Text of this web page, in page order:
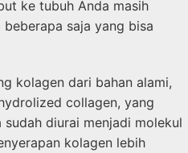
ke tubuh Anda masih
saja yang bisa
kolagen dari bahan alami,
collagen, yang
diurai menjadi molekul
kolagen lebih